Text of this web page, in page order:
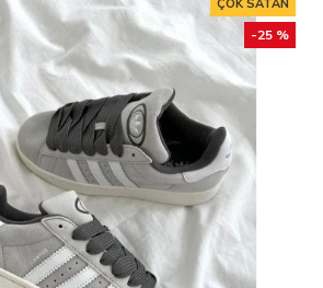
ÇOK SATAN
-25 %